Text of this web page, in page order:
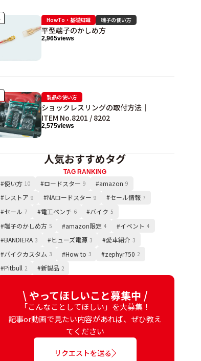
HowTo・基礎知識 端子の使い方
平型端子のかしめ方
2,965views
製品の使い方
ショックレスリングの取付方法｜
ITEM No.8201 / 8202
2,575views
人気おすすめタグ
TAG RANKING
#使い方 10 #ロードスター 9 #amazon 9
#レストア 9 #NAロードスター 9 #セール情報 7
#セール 7 #電工ペンチ 6 #バイク 5
#端子のかしめ方 5 #amazon限定 4 #イベント 4
#BANDIERA 3 #ヒューズ電源 3 #愛車紹介 3
#バイクカスタム 3 #How to 3 #zephyr750 2
#Pitbull 2 #新製品 2
\ やってほしいこと募集中 /
「こんなことしてほしい」を大募集！
記事or動画で見たい内容があれば、ぜひ教え
てください
リクエストを送る